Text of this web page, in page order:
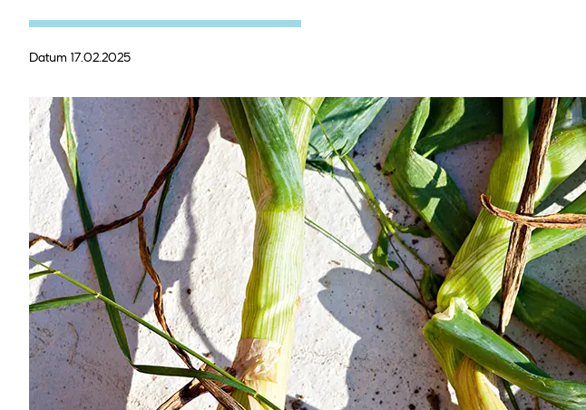
Datum 17.02.2025